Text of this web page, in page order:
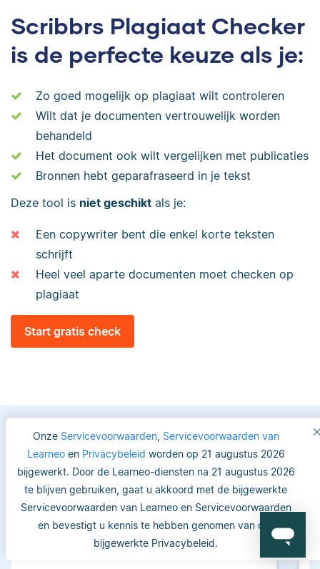
Onze Servicevoorwaarden, Servicevoorwaarden van
Learneoen Privacybeleid worden op 21 augustus 2026
bijgewerkt. Door de Learneo-diensten na 21 augustus 2026
te blijven gebruiken, gaat u akkoord met de bijgewerkte
Servicevoorwaarden van Learneo en Servicevoorwaarden
en bevestigt u kennis te hebben genomen van ons
bijgewerkte Privacybeleid.
Scribbrs Plagiaat Checker
is de perfecte keuze als je:
Zo goed mogelijk op plagiaat wilt controleren
Wilt dat je documenten vertrouwelijk worden
behandeld
Het document ook wilt vergelijken met publicaties
Bronnen hebt geparafraseerd in je tekst
Deze tool is niet geschikt als je:
Een copywriter bent die enkel korte teksten
schrijft
Heel veel aparte documenten moet checken op
plagiaat
Start gratis check
Vertrouwde keuze voor
studenten en academici